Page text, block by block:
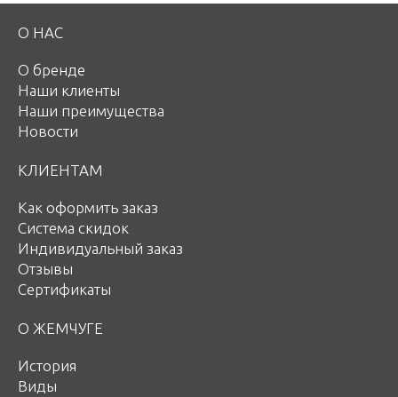
О НАС
О бренде
Наши клиенты
Наши преимущества
Новости
КЛИЕНТАМ
Как оформить заказ
Система скидок
Индивидуальный заказ
Отзывы
Сертификаты
О ЖЕМЧУГЕ
История
Виды